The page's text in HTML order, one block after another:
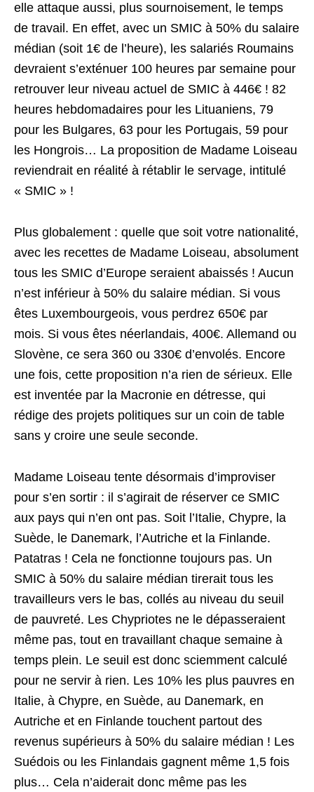
elle attaque aussi, plus sournoisement, le temps
de travail. En effet, avec un SMIC à 50% du salaire
médian (soit 1€ de l’heure), les salariés Roumains
devraient s’exténuer 100 heures par semaine pour
retrouver leur niveau actuel de SMIC à 446€ ! 82
heures hebdomadaires pour les Lituaniens, 79
pour les Bulgares, 63 pour les Portugais, 59 pour
les Hongrois… La proposition de Madame Loiseau
reviendrait en réalité à rétablir le servage, intitulé
« SMIC » !
Plus globalement : quelle que soit votre nationalité,
avec les recettes de Madame Loiseau, absolument
tous les SMIC d’Europe seraient abaissés ! Aucun
n’est inférieur à 50% du salaire médian. Si vous
êtes Luxembourgeois, vous perdrez 650€ par
mois. Si vous êtes néerlandais, 400€. Allemand ou
Slovène, ce sera 360 ou 330€ d’envolés. Encore
une fois, cette proposition n’a rien de sérieux. Elle
est inventée par la Macronie en détresse, qui
rédige des projets politiques sur un coin de table
sans y croire une seule seconde.
Madame Loiseau tente désormais d’improviser
pour s’en sortir : il s’agirait de réserver ce SMIC
aux pays qui n’en ont pas. Soit l’Italie, Chypre, la
Suède, le Danemark, l’Autriche et la Finlande.
Patatras ! Cela ne fonctionne toujours pas. Un
SMIC à 50% du salaire médian tirerait tous les
travailleurs vers le bas, collés au niveau du seuil
de pauvreté. Les Chypriotes ne le dépasseraient
même pas, tout en travaillant chaque semaine à
temps plein. Le seuil est donc sciemment calculé
pour ne servir à rien. Les 10% les plus pauvres en
Italie, à Chypre, en Suède, au Danemark, en
Autriche et en Finlande touchent partout des
revenus supérieurs à 50% du salaire médian ! Les
Suédois ou les Finlandais gagnent même 1,5 fois
plus… Cela n’aiderait donc même pas les